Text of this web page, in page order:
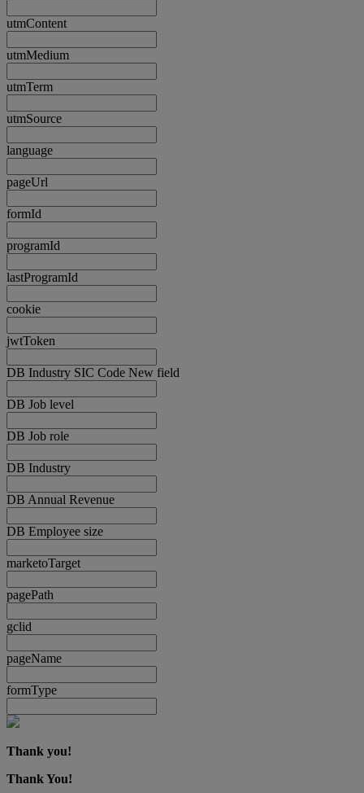
utmContent
utmMedium
utmTerm
utmSource
language
pageUrl
formId
programId
lastProgramId
cookie
jwtToken
DB Industry SIC Code New field
DB Job level
DB Job role
DB Industry
DB Annual Revenue
DB Employee size
marketoTarget
pagePath
gclid
pageName
formType
Thank you!
Thank You!